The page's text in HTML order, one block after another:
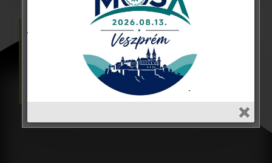
Az időt minél tudatosabban használod,
annál tartalmasabb az életed.
Monspart Sarolta